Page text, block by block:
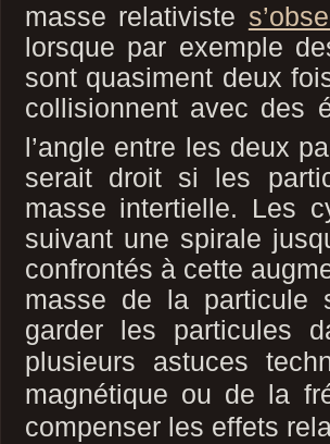
masse relativiste
lorsque par exemple
sont quasiment deux
collisionnent avec des
l’angle entre les deux
serait droit si les
masse intertielle. Les
suivant une spirale
confrontés à cette
masse de la particule
garder les particules
plusieurs astuces
magnétique ou de la
compenser les effets